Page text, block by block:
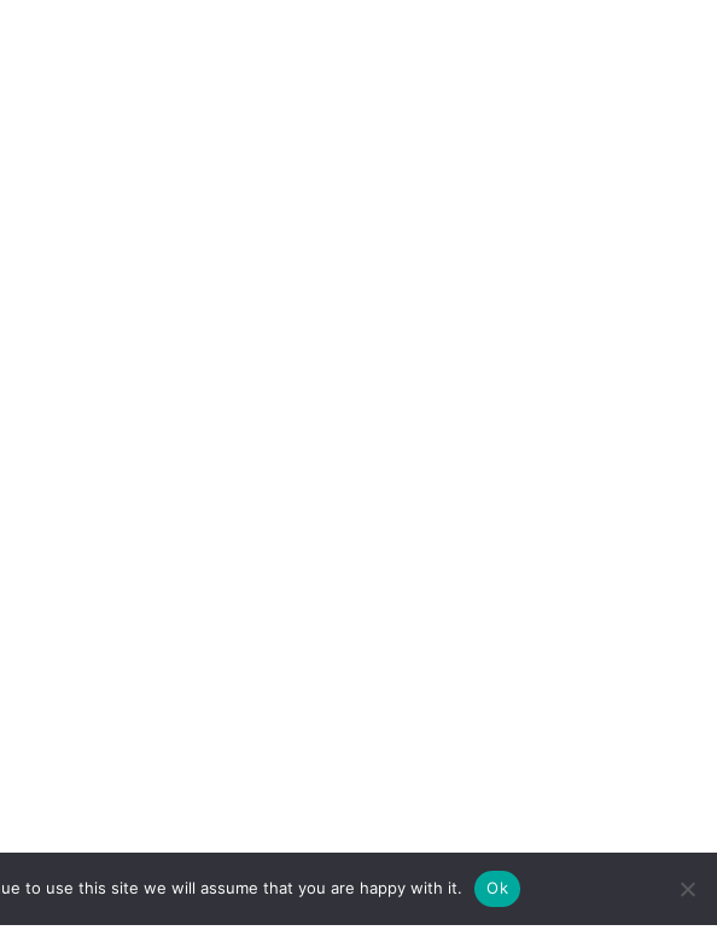
to use this site we will assume that you are happy with it. Ok